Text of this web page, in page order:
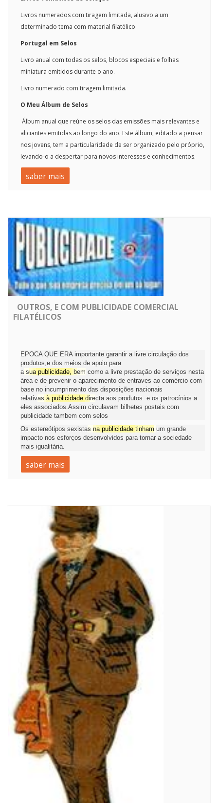
Livros numerados com tiragem limitada, alusivo a um
determinado tema com material filatélico
Portugal em Selos
Livro anual com todas os selos, blocos especiais e folhas
miniatura emitidos durante o ano.
Livro numerado com tiragem limitada.
O Meu Álbum de Selos
Álbum anual que reúne os selos das emissões mais relevantes e
aliciantes emitidas ao longo do ano. Este álbum, editado a pensar
nos jovens, tem a particularidade de ser organizado pelo próprio,
levando-o a despertar para novos interesses e conhecimentos.
saber mais
OUTROS, E COM PUBLICIDADE COMERCIAL
FILATÉLICOS
EPOCA QUE ERA importante garantir a livre circulação dos
produtos,e dos meios de apoio para
a sua publicidade, bem como a livre prestação de serviços nesta
área e de prevenir o aparecimento de entraves ao comércio com
base no incumprimento das disposições nacionais
relativas à publicidade directa aos produtos e os patrocínios a
eles associados.Assim circulavam bilhetes postais com
publicidade tambem com selos
Os estereótipos sexistas na publicidade tinham um grande
impacto nos esforços desenvolvidos para tornar a sociedade
mais igualitária.
saber mais